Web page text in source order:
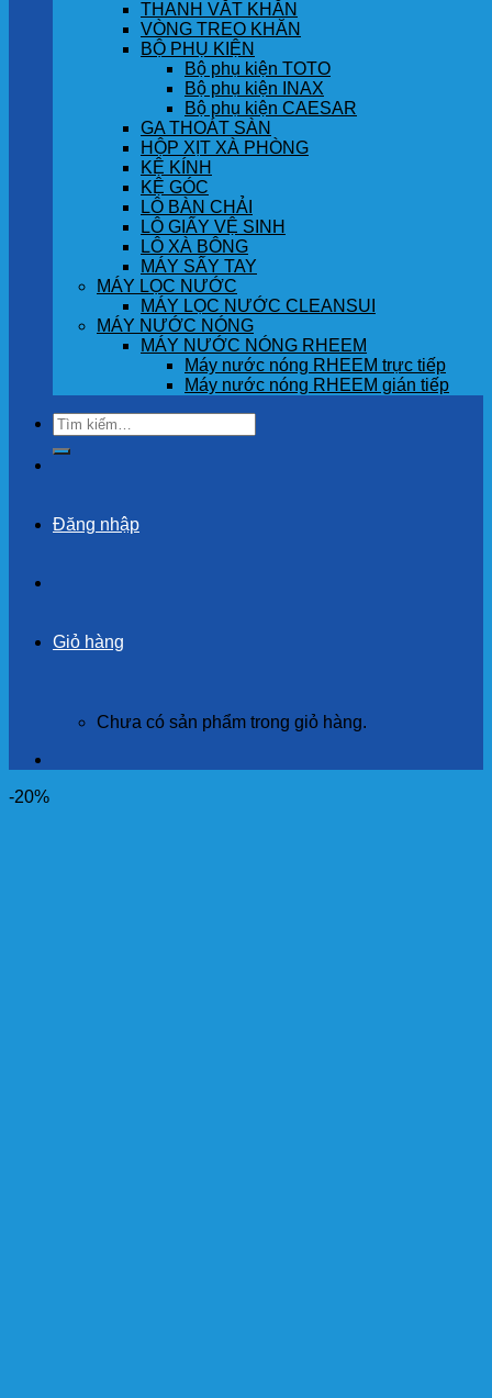
THANH VẮT KHĂN
VÒNG TREO KHĂN
BỘ PHỤ KIỆN
Bộ phụ kiện TOTO
Bộ phụ kiện INAX
Bộ phụ kiện CAESAR
GA THOÁT SÀN
HỘP XỊT XÀ PHÒNG
KỆ KÍNH
KỆ GÓC
LÔ BÀN CHẢI
LÔ GIẤY VỆ SINH
LÔ XÀ BÔNG
MÁY SẤY TAY
MÁY LỌC NƯỚC
MÁY LỌC NƯỚC CLEANSUI
MÁY NƯỚC NÓNG
MÁY NƯỚC NÓNG RHEEM
Máy nước nóng RHEEM trực tiếp
Máy nước nóng RHEEM gián tiếp
Tìm
kiếm:
Đăng nhập
Giỏ hàng
Chưa có sản phẩm trong giỏ hàng.
-20%